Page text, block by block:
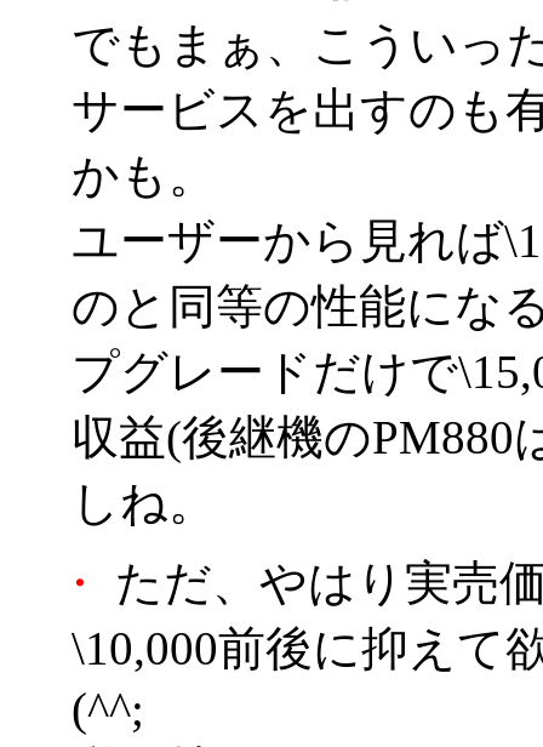
でもまぁ、こういっ
サービスを出すのも
かも。
ユーザーから見れば
のと同等の性能にな
プグレードだけで
収益(後継機のPM880
しね。
・
ただ、やはり実売
\10,000前後に抑えて
(^^;